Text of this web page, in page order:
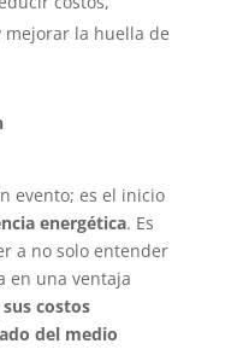
la huella de
evento; es el inicio
energética. Es
a no solo entender
en una ventaja
costos
del medio